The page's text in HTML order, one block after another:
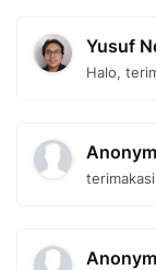
Yusuf
Halo,